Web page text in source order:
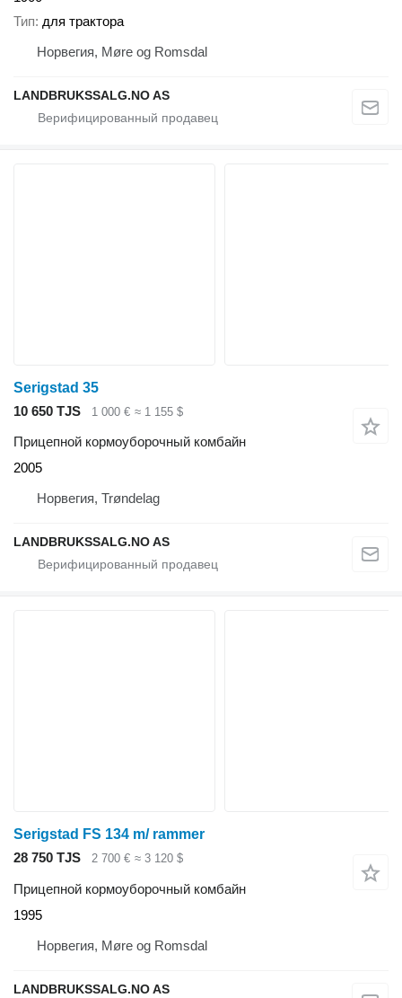
Тип для трактора
Норвегия, Møre og Romsdal
LANDBRUKSSALG.NO AS
Serigstad 35
10 650 TJS
1 000 € ≈ 1 155 $
Прицепной кормоуборочный комбайн
2005
Норвегия, Trøndelag
LANDBRUKSSALG.NO AS
Serigstad FS 134 m/ rammer
28 750 TJS
2 700 € ≈ 3 120 $
Прицепной кормоуборочный комбайн
1995
Норвегия, Møre og Romsdal
LANDBRUKSSALG.NO AS